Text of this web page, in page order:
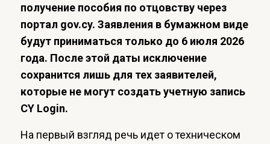
получение пособия по отцовству через
портал gov.cy. Заявления в бумажном виде
будут приниматься только до 6 июля 2026
года. После этой даты исключение
сохранится лишь для тех заявителей,
которые не могут создать учетную запись
CY Login.
На первый взгляд речь идет о техническом